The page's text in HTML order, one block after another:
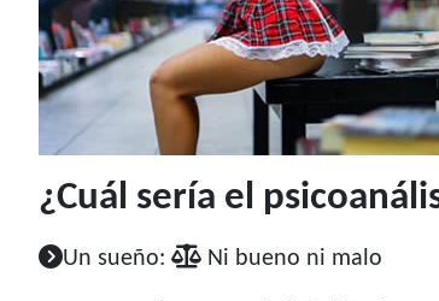
¿Cuál sería el
Un sueño: Ni bueno ni malo